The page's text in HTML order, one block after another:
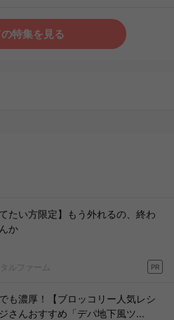
特集を見る
てたい方限定】もう外れるの、終わ
か
ルファーム PR
も濃厚！【ブロッコリー人気レシ
さんおすすめ「デパ地下風ツ...